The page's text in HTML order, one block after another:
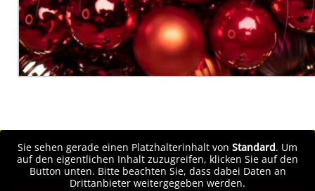
Sie sehen gerade einen Platzhalterinhalt von Standard. Um
auf den eigentlichen Inhalt zuzugreifen, klicken Sie auf den
Button unten. Bitte beachten Sie, dass dabei Daten an
Drittanbieter weitergegeben werden.